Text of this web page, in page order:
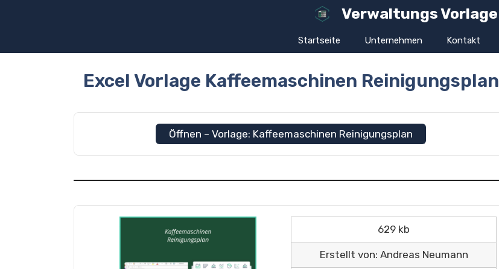
Verwaltungs Vorlage
Startseite Unternehmen Kontakt
Excel Vorlage Kaffeemaschinen Reinigungsplan
Öffnen – Vorlage: Kaffeemaschinen Reinigungsplan
629 kb
Erstellt von: Andreas Neumann